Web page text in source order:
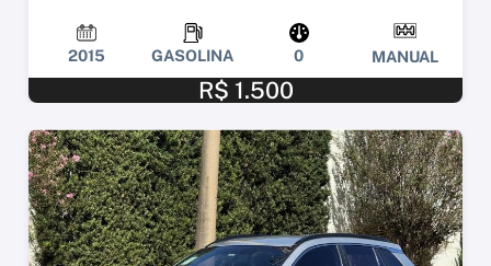
2015 GASOLINA 0 MANUAL
R$ 1.500